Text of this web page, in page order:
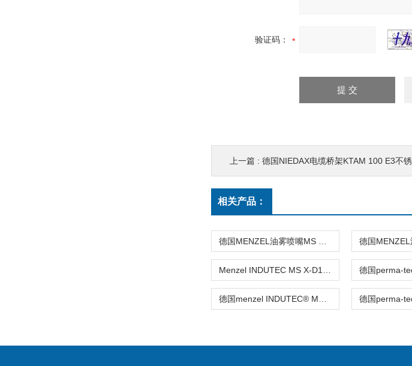
验证码：
上一篇 : 德国NIEDAX电缆桥架KTAM 100 E3不锈钢材质
相关产品：